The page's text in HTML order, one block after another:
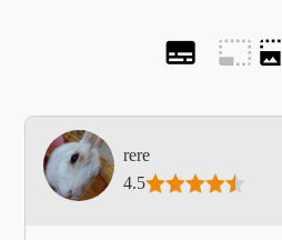
subtitles photo_size_select_small
rere
4.5